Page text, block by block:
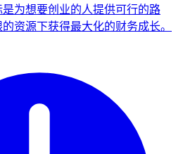
为想要创业的人提供可行的路
资源下获得最大化的财务成长。